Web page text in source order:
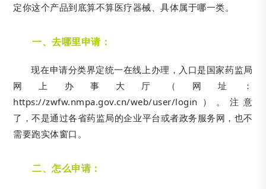
定你这个产品到底算不算医疗器械、具体属于哪一类。
一、去哪里申请：
现在申请分类界定统一在线上办理，入口是国家药监局
网上办事大厅（网址：
https://zwfw.nmpa.gov.cn/web/user/login）。注意
了，不是通过各省药监局的企业平台或者政务服务网，也不
需要跑实体窗口。
二、怎么申请：